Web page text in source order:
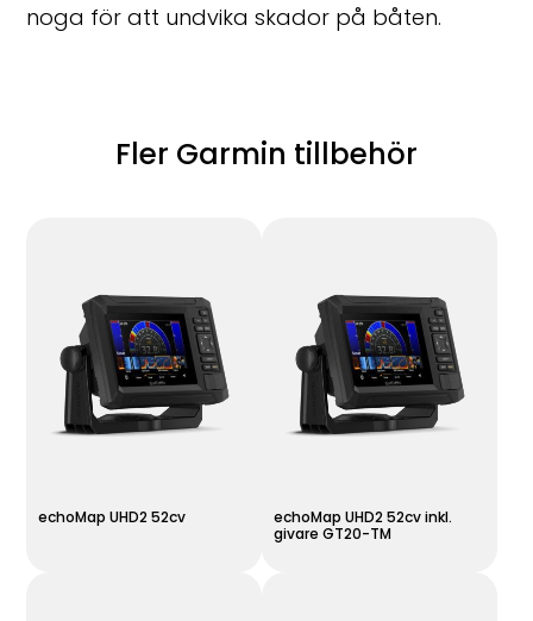
noga för att undvika skador på båten.
Fler Garmin tillbehör
echoMap UHD2 52cv
echoMap UHD2 52cv inkl.
givare GT20-TM